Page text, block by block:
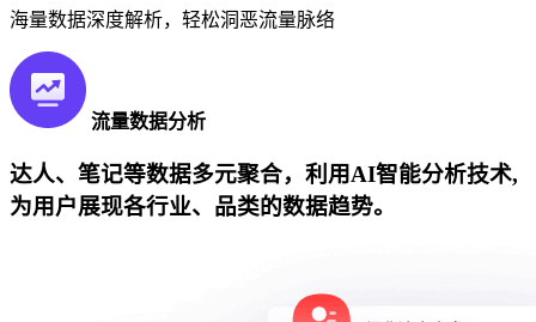
海量数据深度解析，轻松洞恶流量脉络
流量数据分析
达人、笔记等数据多元聚合，利用AI智能分析技术,
为用户展现各行业、品类的数据趋势。